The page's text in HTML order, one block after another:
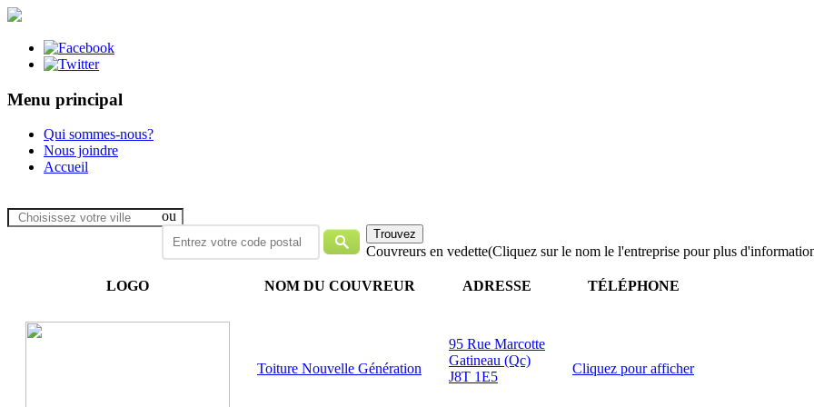
Menu principal
Qui sommes-nous?
Nous joindre
Accueil
ou
Couvreurs en vedette(Cliquez sur le nom le l'entreprise pour plus
LOGO NOM DU COUVREUR ADRESSE TÉLÉPHONE
Toiture Nouvelle Génération
95 Rue Marcotte
Gatineau (Qc)
J8T 1E5
Cliquez pour afficher